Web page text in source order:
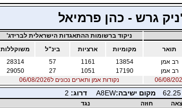
גרש - כהן פרמיאל
ניקוד ברשומות ההתאגדות הישראלית לברידג'
תואר מקומיות ארציות בינ"ל
משוקללות
רב אמן 13854
1161
57
28314
רב אמן 17190
1051
27
29050
נקודות אמן ותארים נכונים ל06/08/2026
62.25 מקום ישיבה:A8EW דרוג: 2
חוזה
נגד